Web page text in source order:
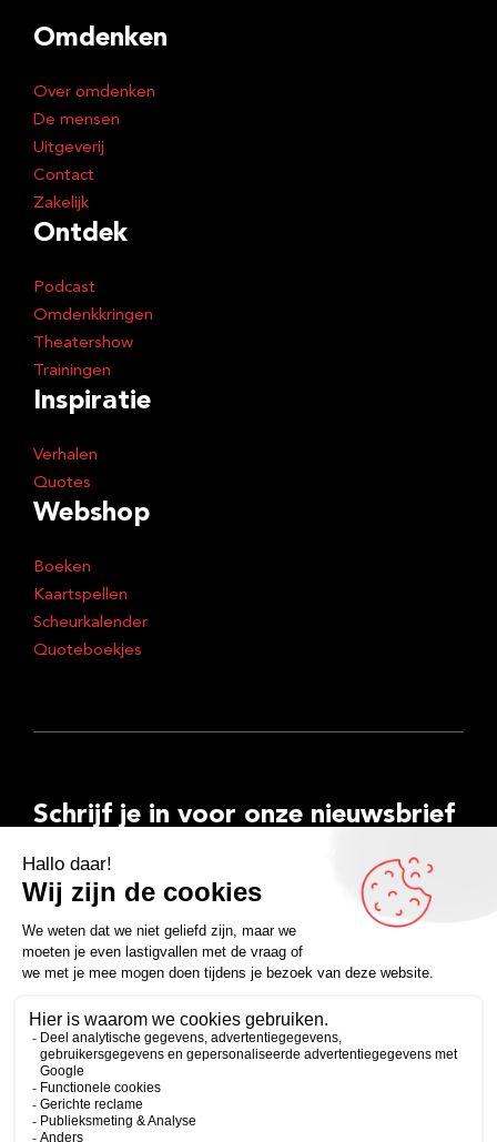
Omdenken
Over omdenken
De mensen
Uitgeverij
Contact
Zakelijk
Ontdek
Podcast
Omdenkkringen
Theatershow
Trainingen
Inspiratie
Verhalen
Quotes
Webshop
Boeken
Kaartspellen
Scheurkalender
Quoteboekjes
Schrijf je in voor onze nieuwsbrief
E-
mailadres
Inschrijven
FacebookInstagramLinkedInYouTubeSpotify